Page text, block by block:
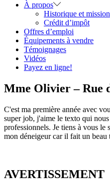
À propos
Historique et mission
Crédit d’impôt
Offres d’emploi
Équipements à vendre
Témoignages
Vidéos
Payez en ligne!
Mme Olivier – Rue
C'est ma première année avec
super job, j'aime le texto qui
professionnels. Je tiens à vous le
mon déneigeur car il fait un
AVERTISSEMENT